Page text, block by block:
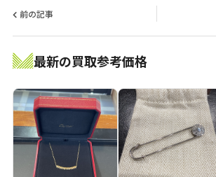
前の記事
最新の買取参考価格